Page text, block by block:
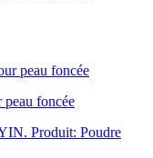
peau foncée
Produit: Poudre